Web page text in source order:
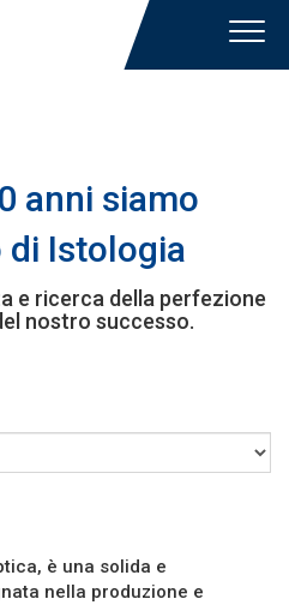
anni siamo
di Istologia
e ricerca della perfezione
nostro successo.
è una solida e
nella produzione e